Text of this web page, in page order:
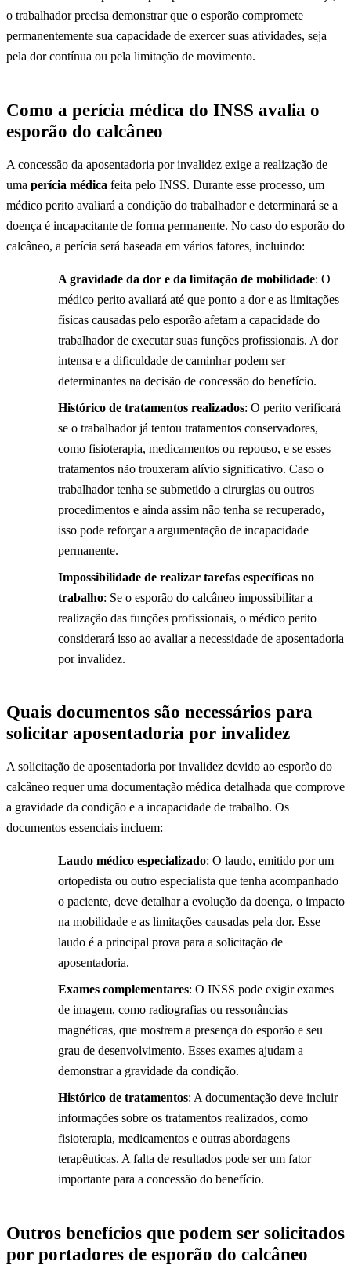
o trabalhador precisa demonstrar que o esporão compromete
permanentemente sua capacidade de exercer suas atividades, seja
pela dor contínua ou pela limitação de movimento.
Como a perícia médica do INSS avalia o
esporão do calcâneo
A concessão da aposentadoria por invalidez exige a realização de
uma perícia médica feita pelo INSS. Durante esse processo, um
médico perito avaliará a condição do trabalhador e determinará se a
doença é incapacitante de forma permanente. No caso do esporão do
calcâneo, a perícia será baseada em vários fatores, incluindo:
A gravidade da dor e da limitação de mobilidade: O
médico perito avaliará até que ponto a dor e as limitações
físicas causadas pelo esporão afetam a capacidade do
trabalhador de executar suas funções profissionais. A dor
intensa e a dificuldade de caminhar podem ser
determinantes na decisão de concessão do benefício.
Histórico de tratamentos realizados: O perito verificará
se o trabalhador já tentou tratamentos conservadores,
como fisioterapia, medicamentos ou repouso, e se esses
tratamentos não trouxeram alívio significativo. Caso o
trabalhador tenha se submetido a cirurgias ou outros
procedimentos e ainda assim não tenha se recuperado,
isso pode reforçar a argumentação de incapacidade
permanente.
Impossibilidade de realizar tarefas específicas no
trabalho: Se o esporão do calcâneo impossibilitar a
realização das funções profissionais, o médico perito
considerará isso ao avaliar a necessidade de aposentadoria
por invalidez.
Quais documentos são necessários para
solicitar aposentadoria por invalidez
A solicitação de aposentadoria por invalidez devido ao esporão do
calcâneo requer uma documentação médica detalhada que comprove
a gravidade da condição e a incapacidade de trabalho. Os
documentos essenciais incluem:
Laudo médico especializado: O laudo, emitido por um
ortopedista ou outro especialista que tenha acompanhado
o paciente, deve detalhar a evolução da doença, o impacto
na mobilidade e as limitações causadas pela dor. Esse
laudo é a principal prova para a solicitação de
aposentadoria.
Exames complementares: O INSS pode exigir exames
de imagem, como radiografias ou ressonâncias
magnéticas, que mostrem a presença do esporão e seu
grau de desenvolvimento. Esses exames ajudam a
demonstrar a gravidade da condição.
Histórico de tratamentos: A documentação deve incluir
informações sobre os tratamentos realizados, como
fisioterapia, medicamentos e outras abordagens
terapêuticas. A falta de resultados pode ser um fator
importante para a concessão do benefício.
Outros benefícios que podem ser solicitados
por portadores de esporão do calcâneo